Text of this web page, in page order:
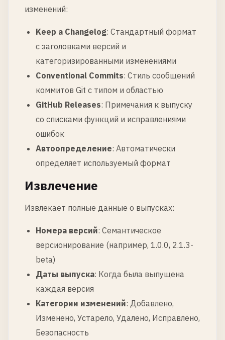
изменений:
Keep a Changelog: Стандартный формат
с заголовками версий и
категоризированными изменениями
Conventional Commits: Стиль сообщений
коммитов Git с типом и областью
GitHub Releases: Примечания к выпуску
со списками функций и исправлениями
ошибок
Автоопределение: Автоматически
определяет используемый формат
Извлечение
Извлекает полные данные о выпусках:
Номера версий: Семантическое
версионирование (например, 1.0.0, 2.1.3-
beta)
Даты выпуска: Когда была выпущена
каждая версия
Категории изменений: Добавлено,
Изменено, Устарело, Удалено, Исправлено,
Безопасность